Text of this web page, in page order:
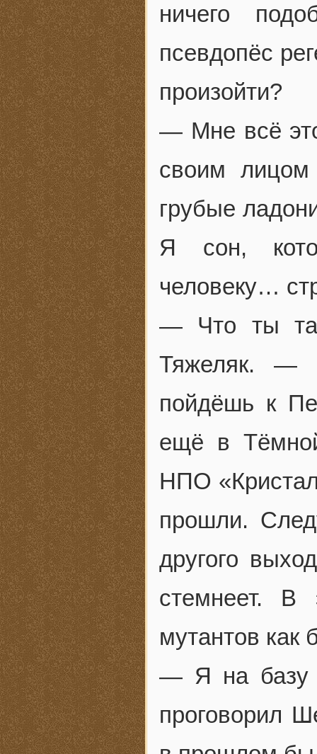
ничего
псевдопёс
произойти?
— Мне всё
своим
грубые
Я сон,
человеку…
— Что ты
Тяжеляк. —
пойдёшь к
ещё в
НПО
прошли.
другого
стемнеет. В
мутантов
— Я на базу
проговорил